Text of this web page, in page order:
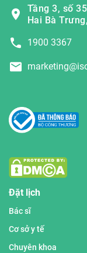
Tầng 3, số
Hai Bà
1900 3367
Đặt lịch
Bác sĩ
Cơ sở y tế
Chuyên khoa